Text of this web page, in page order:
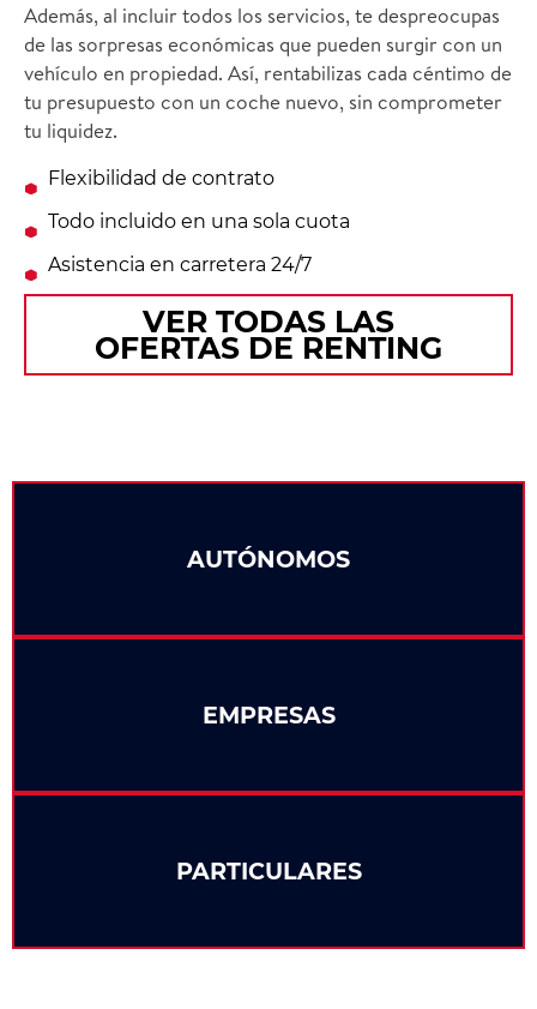
Además, al incluir todos los servicios, te despreocupas
de las sorpresas económicas que pueden surgir con un
vehículo en propiedad. Así, rentabilizas cada céntimo de
tu presupuesto con un coche nuevo, sin comprometer
tu liquidez.
Flexibilidad de contrato
Todo incluido en una sola cuota
Asistencia en carretera 24/7
VER TODAS LAS
OFERTAS DE RENTING
PARTICULARES
AUTÓNOMOS
EMPRESAS